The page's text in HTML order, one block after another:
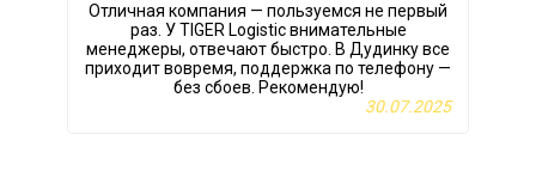
Отличная компания — пользуемся не первый
раз. У TIGER Logistic внимательные
менеджеры, отвечают быстро. В Дудинку все
приходит вовремя, поддержка по телефону —
без сбоев. Рекомендую!
30.07.2025